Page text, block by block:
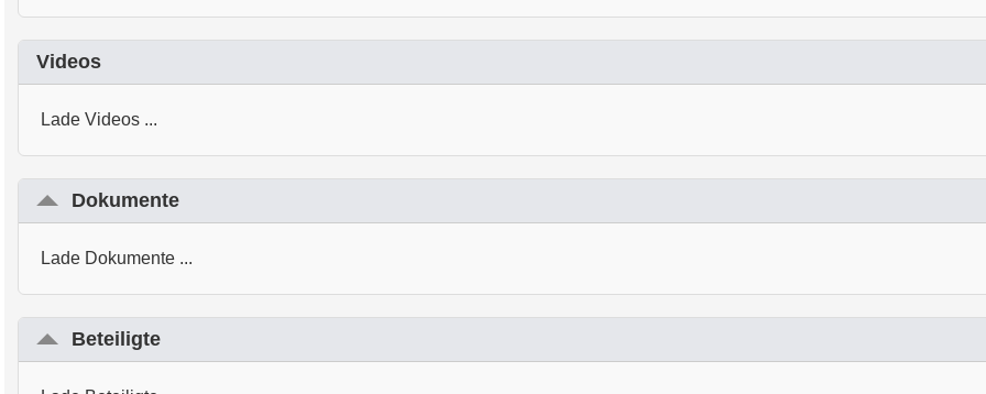
Videos
Lade Videos ...
Dokumente
Lade Dokumente ...
Beteiligte